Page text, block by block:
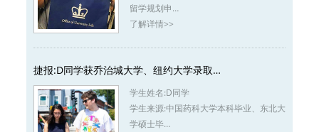
留学规划申…
了解详情>>
捷报:D同学获乔治城大学、纽约大学录取…
学生姓名:D同学
学生来源:中国药科大学本科毕业、东北大
学硕士毕…